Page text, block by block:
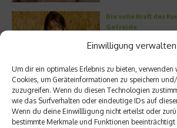
Einwilligung verwalten
Um dir ein optimales Erlebnis zu bieten, verwenden
Cookies, um Geräteinformationen zu speichern
zuzugreifen. Wenn du diesen Technologien
wie das Surfverhalten oder eindeutige IDs auf
Wenn du deine Einwillligung nicht erteilst oder
bestimmte Merkmale und Funktionen beeinträchtigt
Die volle Kraft des
Getreide
Entzündung der
und verschiedene